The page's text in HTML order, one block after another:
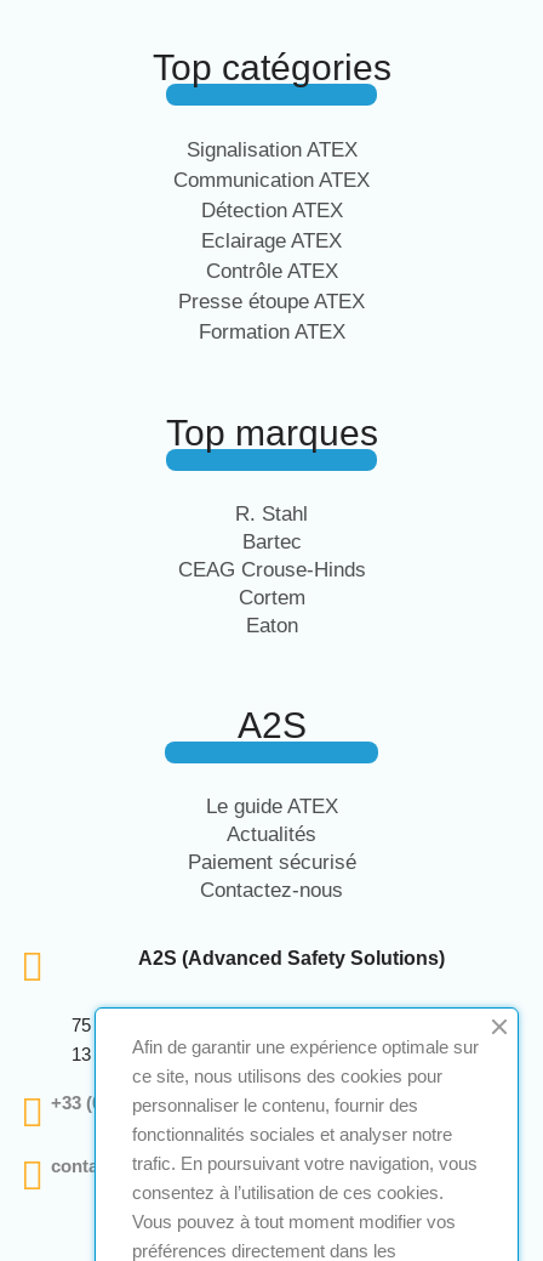
Top catégories
Signalisation ATEX
Communication ATEX
Détection ATEX
Eclairage ATEX
Contrôle ATEX
Presse étoupe ATEX
Formation ATEX
Top marques
R. Stahl
Bartec
CEAG Crouse-Hinds
Cortem
Eaton
A2S
Le guide ATEX
Actualités
Paiement sécurisé
Contactez-nous
A2S (Advanced Safety Solutions)
75 Avenue Marcellin Berthelot Anthelios Bâtiment E
13 290 Aix En Provence
+33 (0)4 12 28 00 69
contact@a2s-atex.com
Afin de garantir une expérience optimale sur
ce site, nous utilisons des cookies pour
personnaliser le contenu, fournir des
fonctionnalités sociales et analyser notre
trafic. En poursuivant votre navigation, vous
consentez à l’utilisation de ces cookies.
Vous pouvez à tout moment modifier vos
préférences directement dans les